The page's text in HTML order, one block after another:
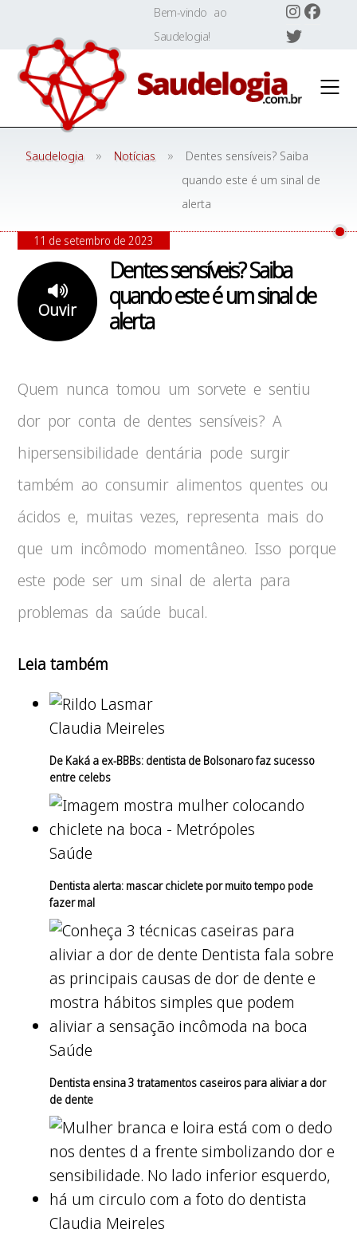
content
Bem-vindo ao
Saudelogia!
Saudelogia » Notícias »
Dentes sensíveis? Saiba
quando este é um sinal de
alerta
Dentes sensíveis? Saiba
quando este é um sinal de
alerta
Ouvir
11 de setembro de 2023
Quem nunca tomou um sorvete e sentiu
dor por conta de dentes sensíveis? A
hipersensibilidade dentária pode surgir
também ao consumir alimentos quentes ou
ácidos e, muitas vezes, representa mais do
que um incômodo momentâneo. Isso porque
este pode ser um sinal de alerta para
problemas da saúde bucal.
Leia também
Claudia Meireles
De Kaká a ex-BBBs: dentista de Bolsonaro faz sucesso
entre celebs
Saúde
Dentista alerta: mascar chiclete por muito tempo pode
fazer mal
Saúde
Dentista ensina 3 tratamentos caseiros para aliviar a dor
de dente
Claudia Meireles